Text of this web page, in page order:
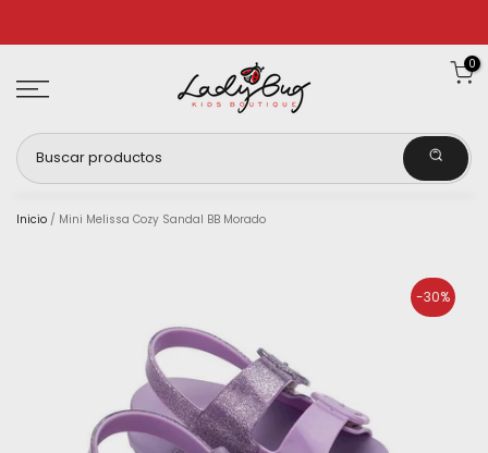
al
0
Inicio / Mini Melissa Cozy Sandal BB Morado
-30%